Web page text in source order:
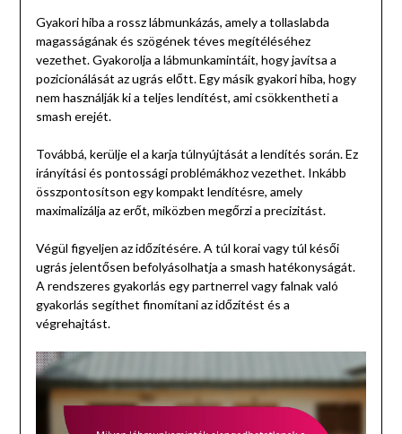
Gyakori hiba a rossz lábmunkázás, amely a tollaslabda
magasságának és szögének téves megítéléséhez
vezethet. Gyakorolja a lábmunkamintáit, hogy javítsa a
pozicionálását az ugrás előtt. Egy másik gyakori hiba, hogy
nem használják ki a teljes lendítést, ami csökkentheti a
smash erejét.
Továbbá, kerülje el a karja túlnyújtását a lendítés során. Ez
irányítási és pontossági problémákhoz vezethet. Inkább
összpontosítson egy kompakt lendítésre, amely
maximalizálja az erőt, miközben megőrzi a precizitást.
Végül figyeljen az időzítésére. A túl korai vagy túl késői
ugrás jelentősen befolyásolhatja a smash hatékonyságát.
A rendszeres gyakorlás egy partnerrel vagy falnak való
gyakorlás segíthet finomítani az időzítést és a
végrehajtást.